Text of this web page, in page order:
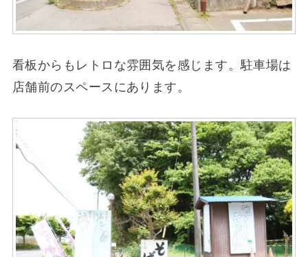
看板からもレトロな雰囲気を感じます。駐車場は
店舗前のスペースにあります。